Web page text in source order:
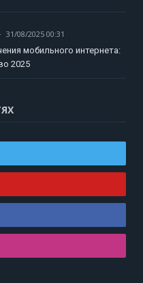
31/08/2025 00:31
мобильного интернета:
2025